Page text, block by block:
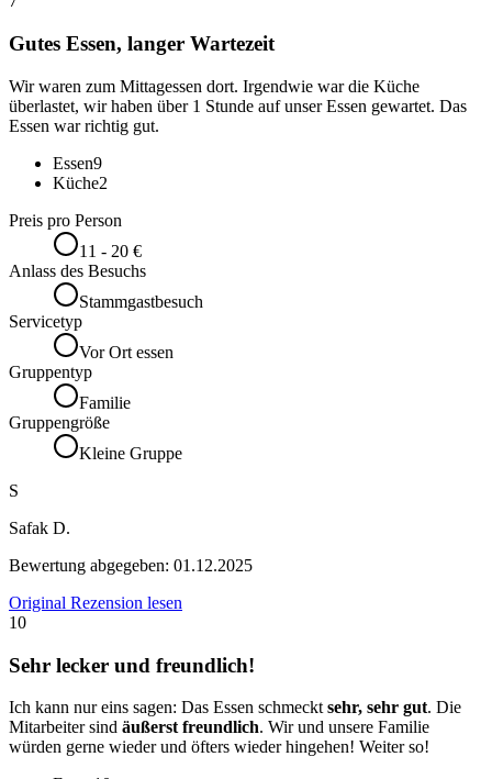
Gutes Essen, langer Wartezeit
Wir waren zum Mittagessen dort. Irgendwie war die Küche
überlastet, wir haben über 1 Stunde auf unser Essen gewartet. Das
Essen war richtig gut.
Essen9
Küche2
Preis pro Person
11 - 20 €
Anlass des Besuchs
Stammgastbesuch
Servicetyp
Vor Ort essen
Gruppentyp
Familie
Gruppengröße
Kleine Gruppe
S
Safak D.
Bewertung abgegeben: 01.12.2025
Original Rezension lesen
10
Sehr lecker und freundlich!
Ich kann nur eins sagen: Das Essen schmeckt sehr, sehr gut. Die
Mitarbeiter sind äußerst freundlich. Wir und unsere Familie
würden gerne wieder und öfters wieder hingehen! Weiter so!